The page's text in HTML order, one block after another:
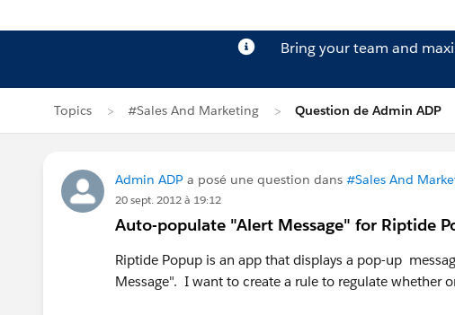
Bring your team and
Topics #Sales And Marketing Question de Admin ADP
Admin ADP a posé une question dans #Sales And
20 sept. 2012 à 19:12
Auto-populate "Alert Message" for Riptide
Riptide Popup is an app that displays a pop-up
Message". I want to create a rule to regulate whether